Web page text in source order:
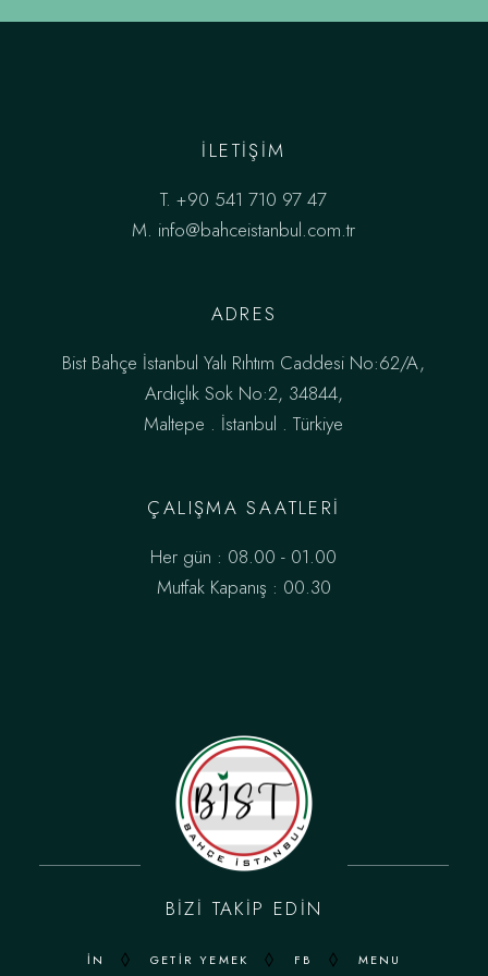
ILETIŞIM
T.+90 541 710 97 47
M. info@bahceistanbul.com.tr
ADRES
Bist Bahçe İstanbul Yalı Rıhtım Caddesi No:62/A,
Ardıçlık Sok No:2, 34844,
Maltepe . İstanbul . Türkiye
ÇALIŞMA SAATLERI
Her gün : 08.00 - 01.00
Mutfak Kapanış : 00.30
BIZI TAKIP EDIN
IN GETIR YEMEK FB MENU